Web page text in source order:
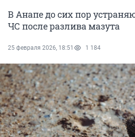
В Анапе до сих пор
ЧС после разлива мазута
25 февраля 2026, 18:51 1 184